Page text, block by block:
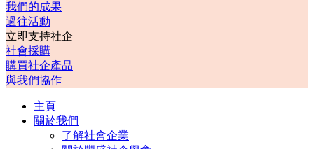
我們的成果
過往活動
立即支持社企
社會採購
購買社企產品
與我們協作
主頁
關於我們
了解社會企業